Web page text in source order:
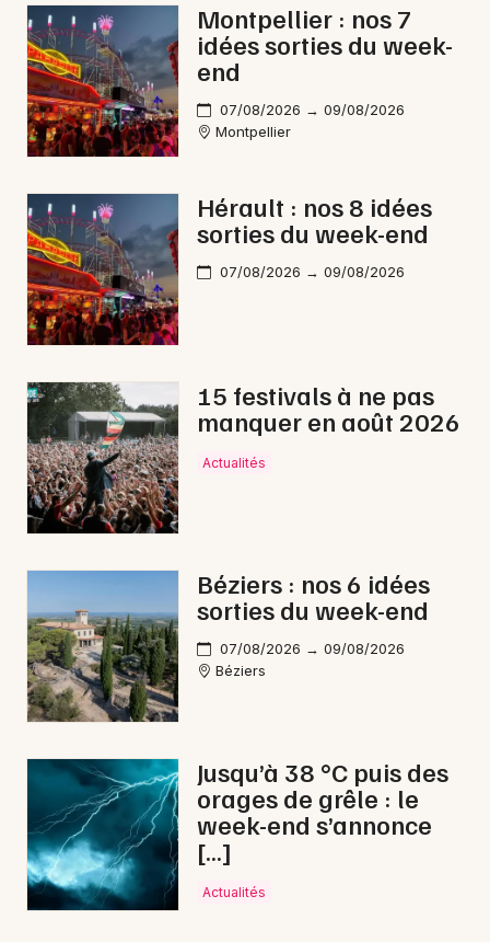
Montpellier : nos 7
idées sorties du week-
end
07/08/2026 → 09/08/2026
Montpellier
Hérault : nos 8 idées
sorties du week-end
07/08/2026 → 09/08/2026
15 festivals à ne pas
manquer en août 2026
Actualités
Béziers : nos 6 idées
sorties du week-end
07/08/2026 → 09/08/2026
Béziers
Jusqu’à 38 °C puis des
orages de grêle : le
week-end s’annonce
[…]
Actualités